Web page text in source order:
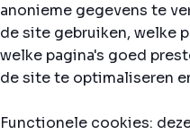
anonieme gegevens te
de site gebruiken, welke
welke pagina's goed
de site te optimaliseren
Functionele cookies: